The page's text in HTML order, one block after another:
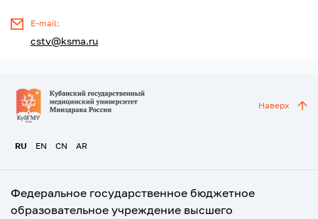
E-mail:
cstv@ksma.ru
RU EN CN AR
Наверх
Федеральное государственное бюджетное
образовательное учреждение высшего